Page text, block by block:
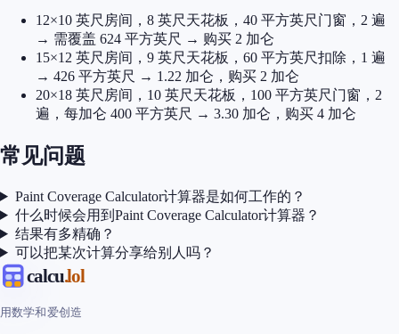
12×10 英尺房间，8 英尺天花板，40 平方英尺门窗，2 遍
→ 需覆盖 624 平方英尺 → 购买 2 加仑
15×12 英尺房间，9 英尺天花板，60 平方英尺扣除，1 遍
→ 426 平方英尺 → 1.22 加仑，购买 2 加仑
20×18 英尺房间，10 英尺天花板，100 平方英尺门窗，2
遍，每加仑 400 平方英尺 → 3.30 加仑，购买 4 加仑
常见问题
Paint Coverage Calculator计算器是如何工作的？
什么时候会用到Paint Coverage Calculator计算器？
结果有多精确？
可以把某次计算分享给别人吗？
calcu.lol
用数学和爱创造